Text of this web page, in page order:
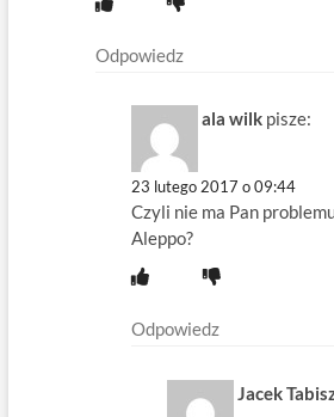
Odpowiedz
ala wilk pisze:
23 lutego 2017 o 09:44
Czyli nie ma Pan
Aleppo?
Odpowiedz
Jacek